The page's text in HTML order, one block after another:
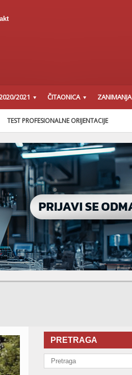
2021 ČITAONICA ZANIMANJA
TEST PROFESIONALNE ORIJENTACIJE
PRETRAGA